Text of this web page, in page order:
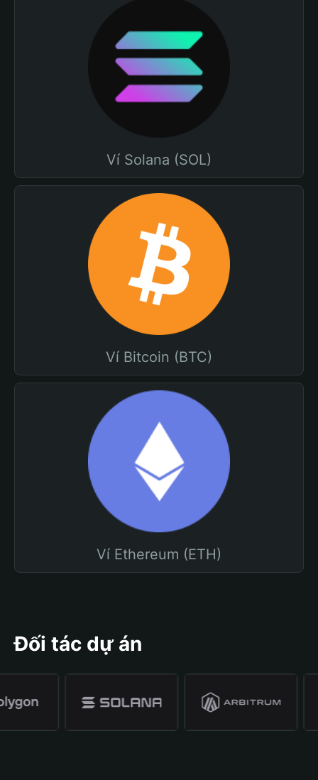
Ví Solana (SOL)
Ví Bitcoin (BTC)
Ví Ethereum (ETH)
Đối tác dự án